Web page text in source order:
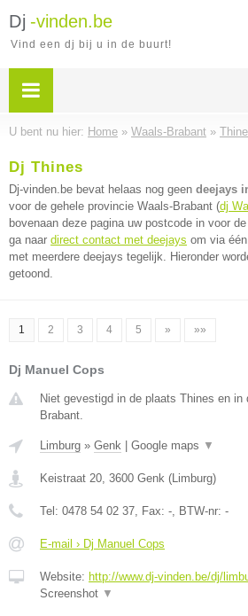
Dj -vinden.be
Vind een dj bij u in de buurt!
U bent nu hier: Home » Waals-Brabant »
Dj Thines
Dj-vinden.be bevat helaas nog geen deejays
voor de gehele provincie Waals-Brabant (dj
bovenaan deze pagina uw postcode in voor
ga naar direct contact met deejays om via
met meerdere deejays tegelijk. Hieronder
getoond.
1 2 3 4 5 » »»
Dj Manuel Cops
Niet gevestigd in de plaats Thines en in
Brabant.
Limburg » Genk Google maps ▼
Keistraat 20, 3600 Genk (Limburg)
Tel: 0478 54 02 37, Fax: -, BTW-nr: -
E-mail › Dj Manuel Cops
Website: http://www.dj-vinden.be/dj/
Screenshot ▼